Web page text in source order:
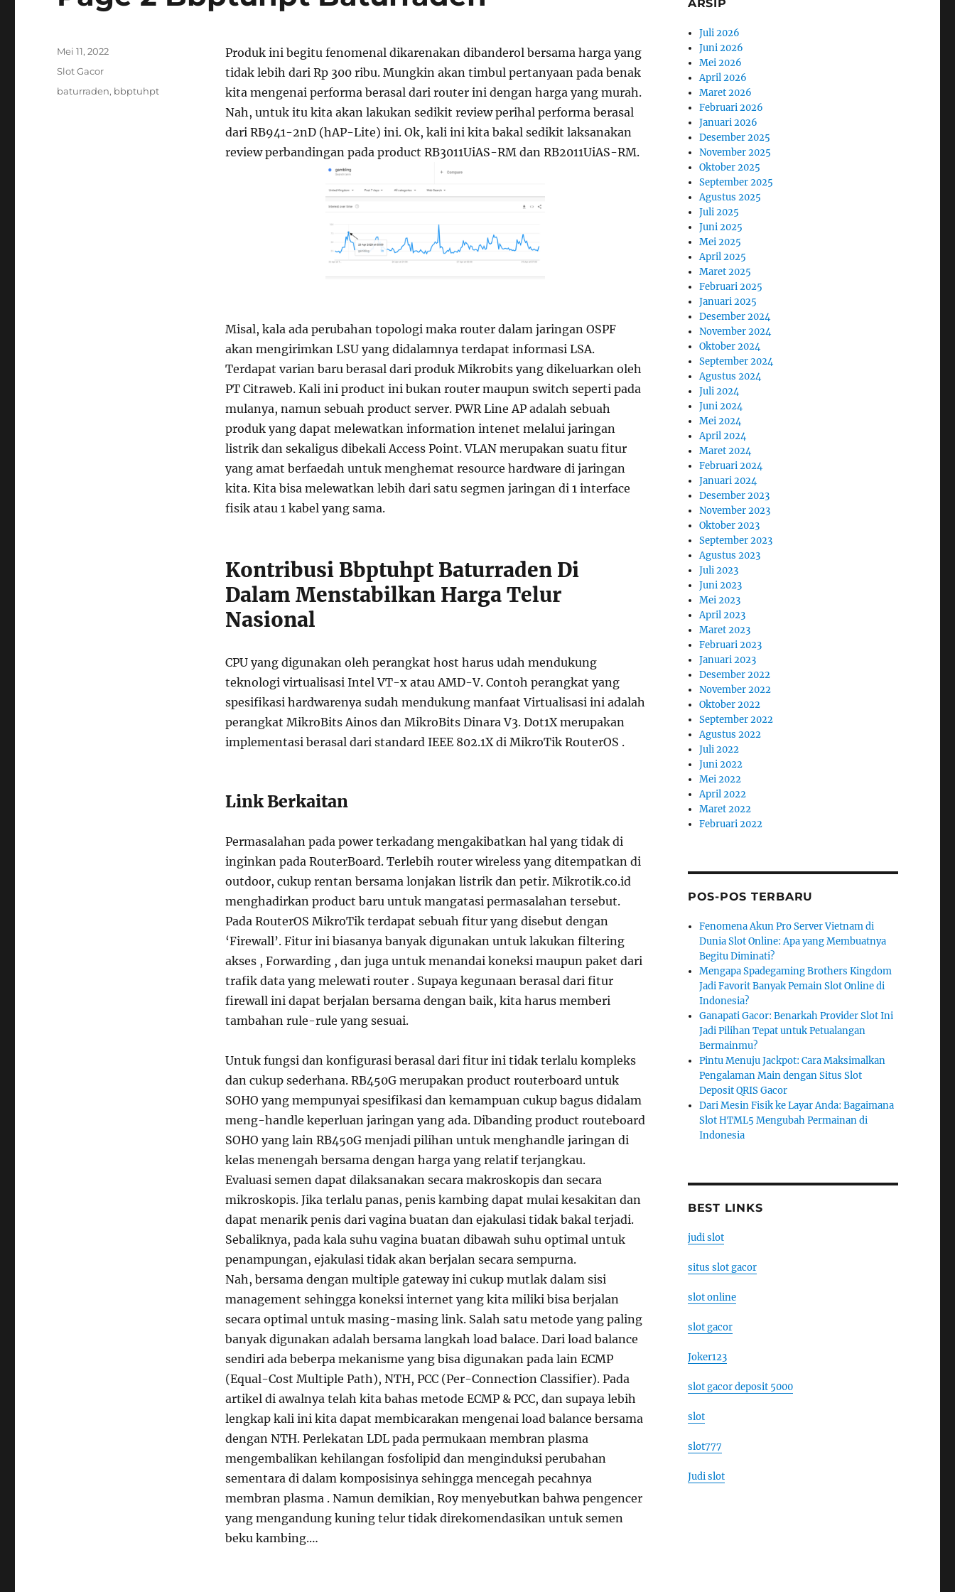
Produk ini begitu fenomenal dikarenakan dibanderol bersama harga yang
tidak lebih dari Rp 300 ribu. Mungkin akan timbul pertanyaan pada benak
kita mengenai performa berasal dari router ini dengan harga yang murah.
Nah, untuk itu kita akan lakukan sedikit review perihal performa berasal
dari RB941-2nD (hAP-Lite) ini. Ok, kali ini kita bakal sedikit laksanakan
review perbandingan pada product RB3011UiAS-RM dan RB2011UiAS-RM.
Misal, kala ada perubahan topologi maka router dalam jaringan OSPF
akan mengirimkan LSU yang didalamnya terdapat informasi LSA.
Terdapat varian baru berasal dari produk Mikrobits yang dikeluarkan oleh
PT Citraweb. Kali ini product ini bukan router maupun switch seperti pada
mulanya, namun sebuah product server. PWR Line AP adalah sebuah
produk yang dapat melewatkan information intenet melalui jaringan
listrik dan sekaligus dibekali Access Point. VLAN merupakan suatu fitur
yang amat berfaedah untuk menghemat resource hardware di jaringan
kita. Kita bisa melewatkan lebih dari satu segmen jaringan di 1 interface
fisik atau 1 kabel yang sama.
Kontribusi Bbptuhpt Baturraden Di
Dalam Menstabilkan Harga Telur
Nasional
CPU yang digunakan oleh perangkat host harus udah mendukung
teknologi virtualisasi Intel VT-x atau AMD-V. Contoh perangkat yang
spesifikasi hardwarenya sudah mendukung manfaat Virtualisasi ini adalah
perangkat MikroBits Ainos dan MikroBits Dinara V3. Dot1X merupakan
implementasi berasal dari standard IEEE 802.1X di MikroTik RouterOS .
Link Berkaitan
Permasalahan pada power terkadang mengakibatkan hal yang tidak di
inginkan pada RouterBoard. Terlebih router wireless yang ditempatkan di
outdoor, cukup rentan bersama lonjakan listrik dan petir. Mikrotik.co.id
menghadirkan product baru untuk mangatasi permasalahan tersebut.
Pada RouterOS MikroTik terdapat sebuah fitur yang disebut dengan
‘Firewall’. Fitur ini biasanya banyak digunakan untuk lakukan filtering
akses , Forwarding , dan juga untuk menandai koneksi maupun paket dari
trafik data yang melewati router . Supaya kegunaan berasal dari fitur
firewall ini dapat berjalan bersama dengan baik, kita harus memberi
tambahan rule-rule yang sesuai.
Untuk fungsi dan konfigurasi berasal dari fitur ini tidak terlalu kompleks
dan cukup sederhana. RB450G merupakan product routerboard untuk
SOHO yang mempunyai spesifikasi dan kemampuan cukup bagus didalam
meng-handle keperluan jaringan yang ada. Dibanding product routeboard
SOHO yang lain RB450G menjadi pilihan untuk menghandle jaringan di
kelas menengah bersama dengan harga yang relatif terjangkau.
Evaluasi semen dapat dilaksanakan secara makroskopis dan secara
mikroskopis. Jika terlalu panas, penis kambing dapat mulai kesakitan dan
dapat menarik penis dari vagina buatan dan ejakulasi tidak bakal terjadi.
Sebaliknya, pada kala suhu vagina buatan dibawah suhu optimal untuk
penampungan, ejakulasi tidak akan berjalan secara sempurna.
Nah, bersama dengan multiple gateway ini cukup mutlak dalam sisi
management sehingga koneksi internet yang kita miliki bisa berjalan
secara optimal untuk masing-masing link. Salah satu metode yang paling
banyak digunakan adalah bersama langkah load balace. Dari load balance
sendiri ada beberpa mekanisme yang bisa digunakan pada lain ECMP
(Equal-Cost Multiple Path), NTH, PCC (Per-Connection Classifier). Pada
artikel di awalnya telah kita bahas metode ECMP & PCC, dan supaya lebih
lengkap kali ini kita dapat membicarakan mengenai load balance bersama
dengan NTH. Perlekatan LDL pada permukaan membran plasma
mengembalikan kehilangan fosfolipid dan menginduksi perubahan
sementara di dalam komposisinya sehingga mencegah pecahnya
membran plasma . Namun demikian, Roy menyebutkan bahwa pengencer
yang mengandung kuning telur tidak direkomendasikan untuk semen
beku kambing.…
Posted
on
Mei 11, 2022
Categories
Slot Gacor
Tags
baturraden, bbptuhpt
ARSIP
Juli 2026
Juni 2026
Mei 2026
April 2026
Maret 2026
Februari 2026
Januari 2026
Desember 2025
November 2025
Oktober 2025
September 2025
Agustus 2025
Juli 2025
Juni 2025
Mei 2025
April 2025
Maret 2025
Februari 2025
Januari 2025
Desember 2024
November 2024
Oktober 2024
September 2024
Agustus 2024
Juli 2024
Juni 2024
Mei 2024
April 2024
Maret 2024
Februari 2024
Januari 2024
Desember 2023
November 2023
Oktober 2023
September 2023
Agustus 2023
Juli 2023
Juni 2023
Mei 2023
April 2023
Maret 2023
Februari 2023
Januari 2023
Desember 2022
November 2022
Oktober 2022
September 2022
Agustus 2022
Juli 2022
Juni 2022
Mei 2022
April 2022
Maret 2022
Februari 2022
POS-POS TERBARU
Fenomena Akun Pro Server Vietnam di
Dunia Slot Online: Apa yang Membuatnya
Begitu Diminati?
Mengapa Spadegaming Brothers Kingdom
Jadi Favorit Banyak Pemain Slot Online di
Indonesia?
Ganapati Gacor: Benarkah Provider Slot Ini
Jadi Pilihan Tepat untuk Petualangan
Bermainmu?
Pintu Menuju Jackpot: Cara Maksimalkan
Pengalaman Main dengan Situs Slot
Deposit QRIS Gacor
Dari Mesin Fisik ke Layar Anda: Bagaimana
Slot HTML5 Mengubah Permainan di
Indonesia
BEST LINKS
judi slot
situs slot gacor
slot online
slot gacor
Joker123
slot gacor deposit 5000
slot
slot777
Judi slot